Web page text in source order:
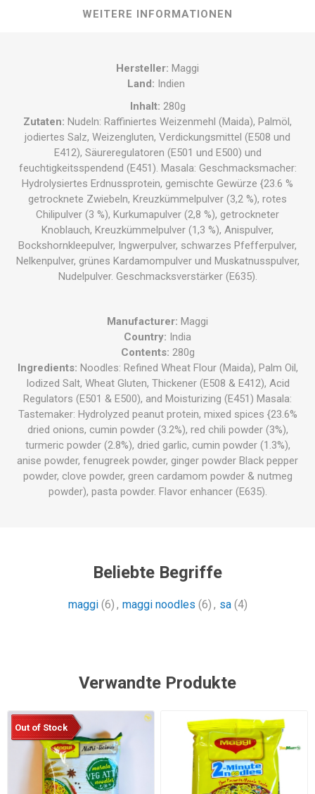
WEITERE INFORMATIONEN
Hersteller: Maggi
Land: Indien
Inhalt: 280g
Zutaten: Nudeln: Raffiniertes Weizenmehl (Maida), Palmöl,
jodiertes Salz, Weizengluten, Verdickungsmittel (E508 und
E412), Säureregulatoren (E501 und E500) und
feuchtigkeitsspendend (E451). Masala: Geschmacksmacher:
Hydrolysiertes Erdnussprotein, gemischte Gewürze {23.6 %
getrocknete Zwiebeln, Kreuzkümmelpulver (3,2 %), rotes
Chilipulver (3 %), Kurkumapulver (2,8 %), getrockneter
Knoblauch, Kreuzkümmelpulver (1,3 %), Anispulver,
Bockshornkleepulver, Ingwerpulver, schwarzes Pfefferpulver,
Nelkenpulver, grünes Kardamompulver und Muskatnusspulver,
Nudelpulver. Geschmacksverstärker (E635).
Manufacturer: Maggi
Country: India
Contents: 280g
Ingredients: Noodles: Refined Wheat Flour (Maida), Palm Oil,
Iodized Salt, Wheat Gluten, Thickener (E508 & E412), Acid
Regulators (E501 & E500), and Moisturizing (E451) Masala:
Tastemaker: Hydrolyzed peanut protein, mixed spices {23.6%
dried onions, cumin powder (3.2%), red chili powder (3%),
turmeric powder (2.8%), dried garlic, cumin powder (1.3%),
anise powder, fenugreek powder, ginger powder Black pepper
powder, clove powder, green cardamom powder & nutmeg
powder), pasta powder. Flavor enhancer (E635).
Beliebte Begriffe
maggi (6) , maggi noodles (6) , sa (4)
Verwandte Produkte
Out of Stock